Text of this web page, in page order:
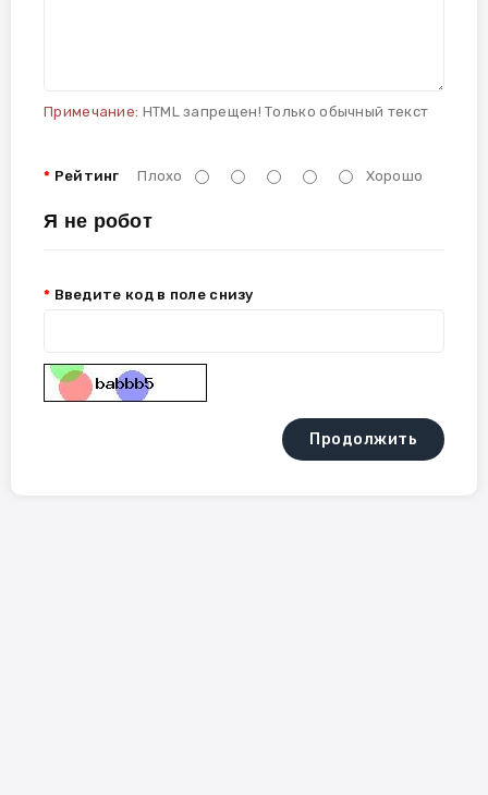
Примечание: HTML запрещен! Только обычный текст
Рейтинг Плохо Хорошо
Я не робот
Введите код в поле снизу
Продолжить